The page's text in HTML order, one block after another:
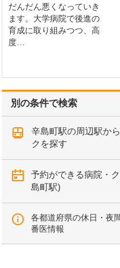
別の条件で検索
辛島町駅の周辺駅か
クを探す
予約ができる病院・
島町駅)
各都道府県の休日・夜
番医情報
だんだん悪くなっていき
ます。大学病院で後進の
育成に取り組みつつ、高
度…